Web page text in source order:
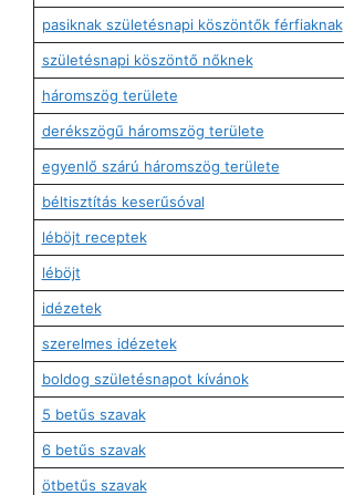
pasiknak születésnapi köszöntők férfiaknak
születésnapi köszöntő nőknek
háromszög területe
derékszögű háromszög területe
egyenlő szárú háromszög területe
béltisztítás keserűsóval
léböjt receptek
léböjt
idézetek
szerelmes idézetek
boldog születésnapot kívánok
5 betűs szavak
6 betűs szavak
ötbetűs szavak